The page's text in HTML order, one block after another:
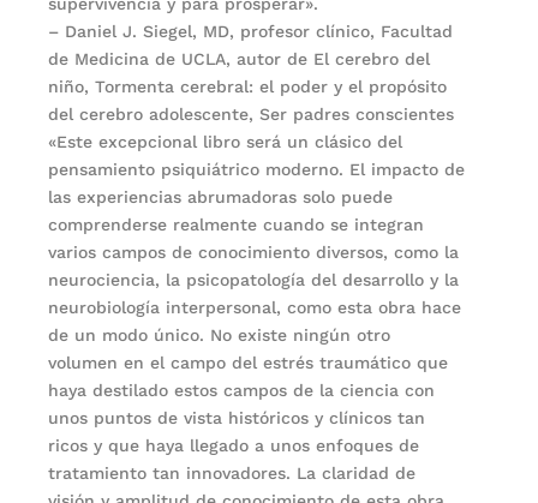
– Daniel J. Siegel, MD, profesor clínico, Facultad
de Medicina de UCLA, autor de El cerebro del
niño, Tormenta cerebral: el poder y el propósito
del cerebro adolescente, Ser padres conscientes
«Este excepcional libro será un clásico del
pensamiento psiquiátrico moderno. El impacto de
las experiencias abrumadoras solo puede
comprenderse realmente cuando se integran
varios campos de conocimiento diversos, como la
neurociencia, la psicopatología del desarrollo y la
neurobiología interpersonal, como esta obra hace
de un modo único. No existe ningún otro
volumen en el campo del estrés traumático que
haya destilado estos campos de la ciencia con
unos puntos de vista históricos y clínicos tan
ricos y que haya llegado a unos enfoques de
tratamiento tan innovadores. La claridad de